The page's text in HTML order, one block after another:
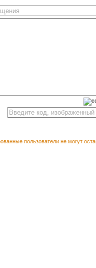
пользователи не могут